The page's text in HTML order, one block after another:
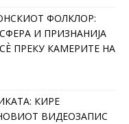
ФОЛКЛОР:
И ПРИЗНАНИЈА
ПРЕКУ КАМЕРИТЕ НА
КИРЕ
ВИДЕОЗАПИС